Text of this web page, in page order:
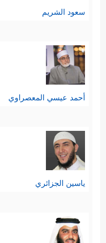
سعود الشريم
أحمد عيسي المعصراوي
ياسين الجزائري